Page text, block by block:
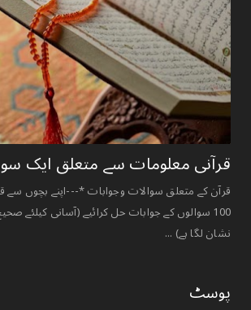
قرآنی ‏معلومات ‏سے ‏متعلق ‏ایک
قرآن کے متعلق سوالات وجوابات *---اپنے بچوں سے
100 سوالوں کے جوابات حل کرائیے (آسانی کیلئے
نشان لگا ہے) ...
پوسٹ